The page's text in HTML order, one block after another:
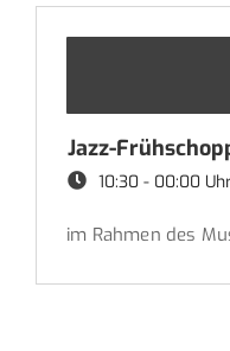
Jazz-
10:30 - 00:00
im Rahmen des